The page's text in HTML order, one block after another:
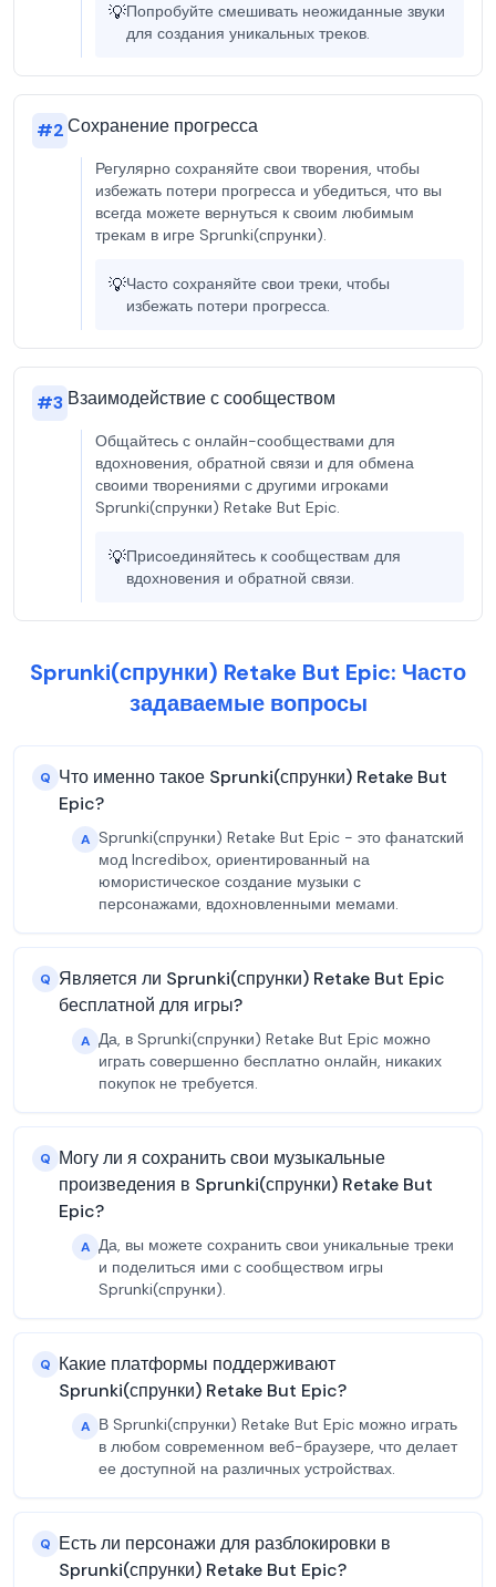
💡Попробуйте смешивать неожиданные звуки
для создания уникальных треков.
#2Сохранение прогресса
Регулярно сохраняйте свои творения, чтобы
избежать потери прогресса и убедиться, что вы
всегда можете вернуться к своим любимым
трекам в игре Sprunki(спрунки).
💡Часто сохраняйте свои треки, чтобы
избежать потери прогресса.
#3 Взаимодействие с сообществом
Общайтесь с онлайн-сообществами для
вдохновения, обратной связи и для обмена
своими творениями с другими игроками
Sprunki(спрунки) Retake But Epic.
💡Присоединяйтесь к сообществам для
вдохновения и обратной связи.
Sprunki(спрунки) Retake But Epic: Часто
задаваемые вопросы
Q Что именно такое Sprunki(спрунки) Retake But
Epic?
A Sprunki(спрунки) Retake But Epic - это фанатский
мод Incredibox, ориентированный на
юмористическое создание музыки с
персонажами, вдохновленными мемами.
Q Является ли Sprunki(спрунки) Retake But Epic
бесплатной для игры?
A Да, в Sprunki(спрунки) Retake But Epic можно
играть совершенно бесплатно онлайн, никаких
покупок не требуется.
Q Могу ли я сохранить свои музыкальные
произведения в Sprunki(спрунки) Retake But
Epic?
A Да, вы можете сохранить свои уникальные треки
и поделиться ими с сообществом игры
Sprunki(спрунки).
Q Какие платформы поддерживают
Sprunki(спрунки) Retake But Epic?
A В Sprunki(спрунки) Retake But Epic можно играть
в любом современном веб-браузере, что делает
ее доступной на различных устройствах.
Q Есть ли персонажи для разблокировки в
Sprunki(спрунки) Retake But Epic?